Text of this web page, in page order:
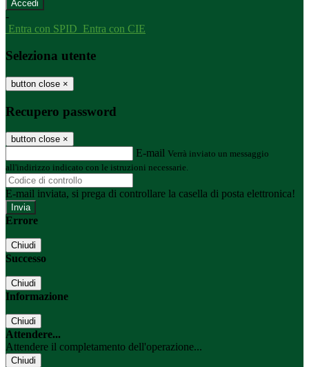
-
Entra con SPID Entra con CIE
Seleziona utente
button close ×
Recupero password
button close ×
E-mail Verrà inviato un messaggio
all'indirizzo indicato con le istruzioni necessarie.
E-mail inviata, si prega di controllare la casella di posta elettronica!
Errore
Chiudi
Successo
Chiudi
Informazione
Chiudi
Attendere...
Attendere il completamento dell'operazione...
Chiudi